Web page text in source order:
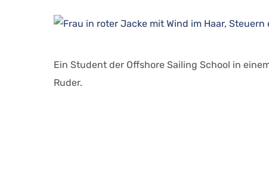
Ein Student der Offshore Sailing School in
Ruder.